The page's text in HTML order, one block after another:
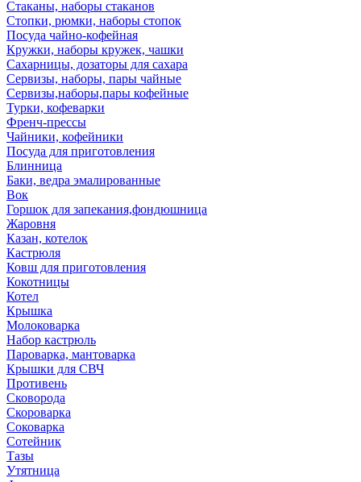
Стаканы, наборы стаканов
Стопки, рюмки, наборы стопок
Посуда чайно-кофейная
Кружки, наборы кружек, чашки
Сахарницы, дозаторы для сахара
Сервизы, наборы, пары чайные
Сервизы,наборы,пары кофейные
Турки, кофеварки
Френч-прессы
Чайники, кофейники
Посуда для приготовления
Блинница
Баки, ведра эмалированные
Вок
Горшок для запекания,фондюшница
Жаровня
Казан, котелок
Кастрюля
Ковш для приготовления
Кокотницы
Котел
Крышка
Молоковарка
Набор кастрюль
Пароварка, мантоварка
Крышки для СВЧ
Противень
Сковорода
Скороварка
Соковарка
Сотейник
Тазы
Утятница